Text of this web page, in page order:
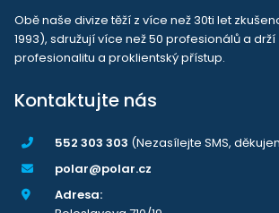
Obě naše divize těží z více než 30ti let
1993), sdružují více než 50 profesionálů a
profesionalitu a proklientský přístup.
Kontaktujte nás
552 303 303 (Nezasílejte SMS,
polar@polar.cz
Adresa: